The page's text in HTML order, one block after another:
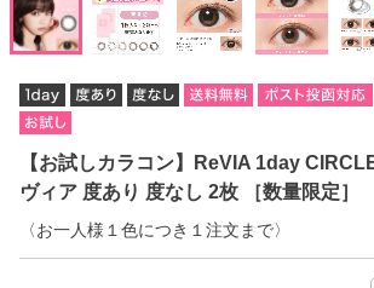
【お試しカラコン】ReVIA 1day
ヴィア 度あり 度なし 2枚 ［数量限定］
〈お一人様１色につき１注文まで〉